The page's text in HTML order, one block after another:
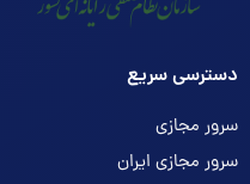
دسترسی سریع
سرور مجازی
سرور مجازی ایران